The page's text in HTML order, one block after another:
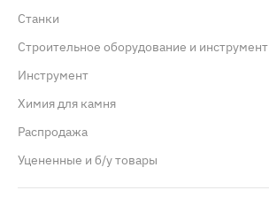
Станки
Строительное оборудование и инструмент
Инструмент
Химия для камня
Распродажа
Уцененные и б/у товары